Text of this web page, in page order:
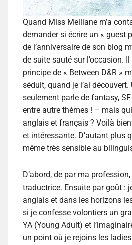
Quand Miss Melliane m’a
demander si écrire un « guest
de l’anniversaire de son blog
de suite sauté sur l’occasion.
principe de « Between D&R »
séduit, quand je l’ai
seulement parle de fantasy,
entre autre thèmes ! – mais
anglais et français ? Voilà
et intéressante. D’autant plus
même très sensible au
D’abord, de par ma
traductrice. Ensuite par goût :
anglais et dans les horizons
si je confesse volontiers un
YA (Young Adult) et
un point où je rejoins les